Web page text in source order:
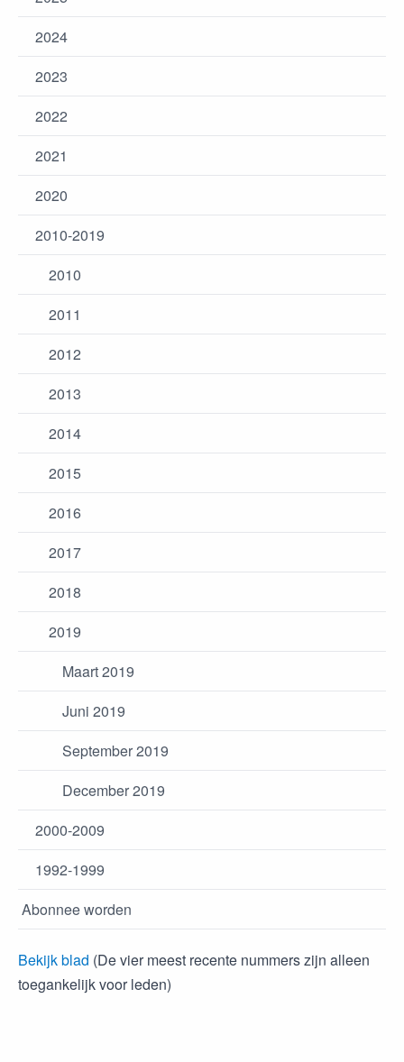
2024
2023
2022
2021
2020
2010-2019
2010
2011
2012
2013
2014
2015
2016
2017
2018
2019
Maart 2019
Juni 2019
September 2019
December 2019
2000-2009
1992-1999
Abonnee worden
Bekijk blad (De vier meest recente nummers zijn alleen
toegankelijk voor leden)